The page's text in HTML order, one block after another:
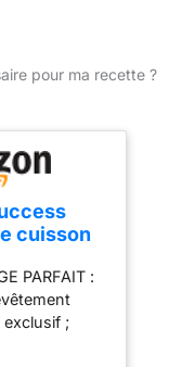
pour ma recette ?
cuisson
Chocolat
PARFAIT :
exclusif ;